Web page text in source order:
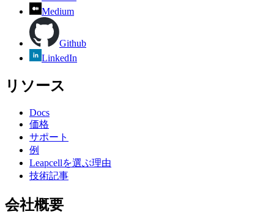
Medium
Github
LinkedIn
リソース
Docs
価格
サポート
例
Leapcellを選ぶ理由
技術記事
会社概要